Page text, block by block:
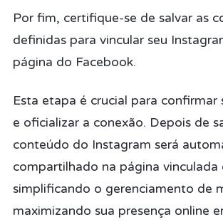
Por fim, certifique-se de salvar as
definidas para vincular seu
página do Facebook.
Esta etapa é crucial para confirmar
e oficializar a conexão. Depois de
conteúdo do Instagram será
compartilhado na página vinculada
simplificando o gerenciamento de
maximizando sua presença online